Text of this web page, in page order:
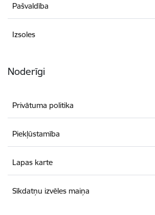
Pašvaldība
Izsoles
Noderīgi
Privātuma politika
Piekļūstamība
Lapas karte
Sīkdatņu izvēles maiņa